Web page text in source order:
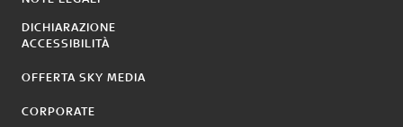
DICHIARAZIONE
ACCESSIBILITÀ
OFFERTA SKY MEDIA
CORPORATE